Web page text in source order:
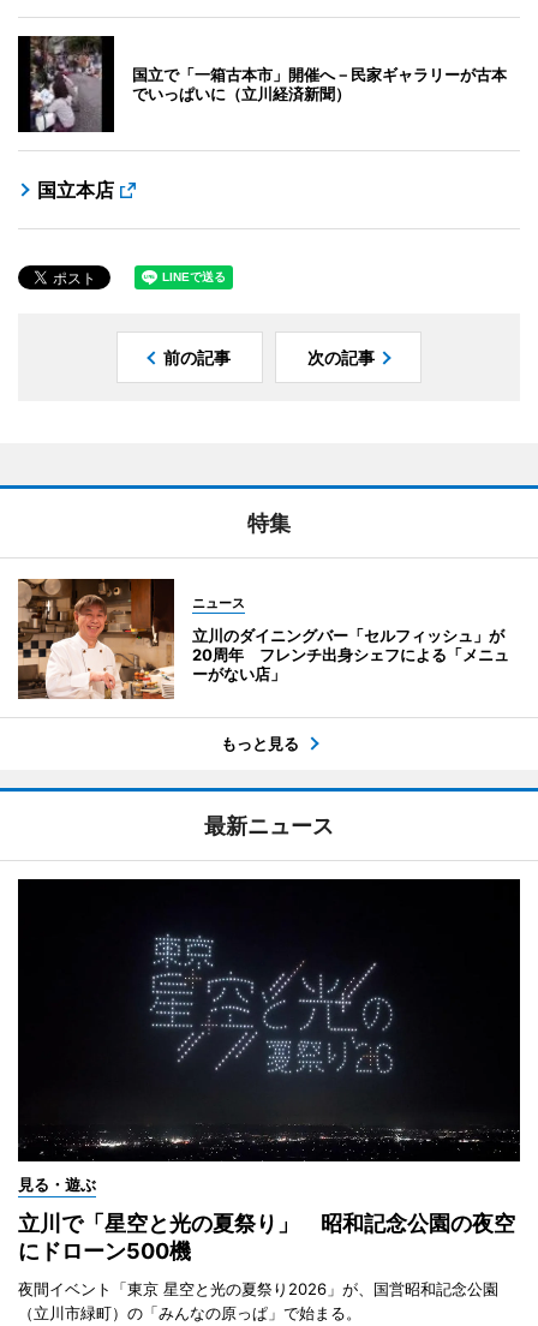
国立で「一箱古本市」開催へ－民家ギャラリーが古本
でいっぱいに（立川経済新聞）
国立本店
前の記事 次の記事
特集
ニュース
立川のダイニングバー「セルフィッシュ」が
20周年 フレンチ出身シェフによる「メニュ
ーがない店」
もっと見る
最新ニュース
見る・遊ぶ
立川で「星空と光の夏祭り」 昭和記念公園の夜空
にドローン500機
夜間イベント「東京 星空と光の夏祭り2026」が、国営昭和記念公園
（立川市緑町）の「みんなの原っぱ」で始まる。